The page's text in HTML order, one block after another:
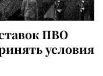
ПВО
условия